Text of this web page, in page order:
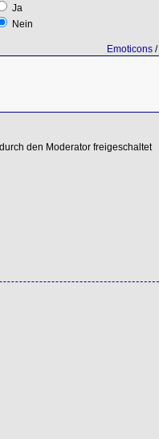
Ja
Nein
Emoticons/
den Moderator freigeschaltet